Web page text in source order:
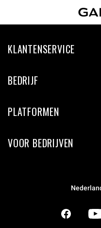
KLANTENSERVICE
BEDRIJF
PLATFORMEN
VOOR BEDRIJVEN